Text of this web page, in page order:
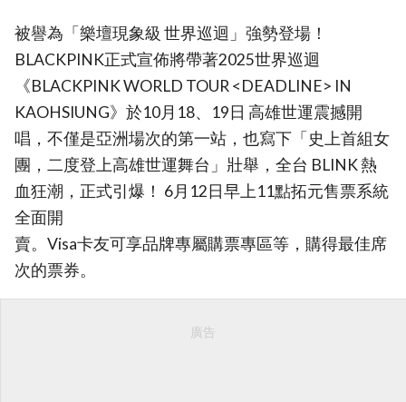
被譽為「樂壇現象級 世界巡迴」強勢登場！
BLACKPINK正式宣佈將帶著2025世界巡迴
《BLACKPINK WORLD TOUR <DEADLINE> IN
KAOHSIUNG》於10月18、19日 高雄世運震撼開
唱，不僅是亞洲場次的第一站，也寫下「史上首組女
團，二度登上高雄世運舞台」壯舉，全台 BLINK 熱
血狂潮，正式引爆！ 6月12日早上11點拓元售票系統
全面開
賣。Visa卡友可享品牌專屬購票專區等，購得最佳席
次的票券。
廣告